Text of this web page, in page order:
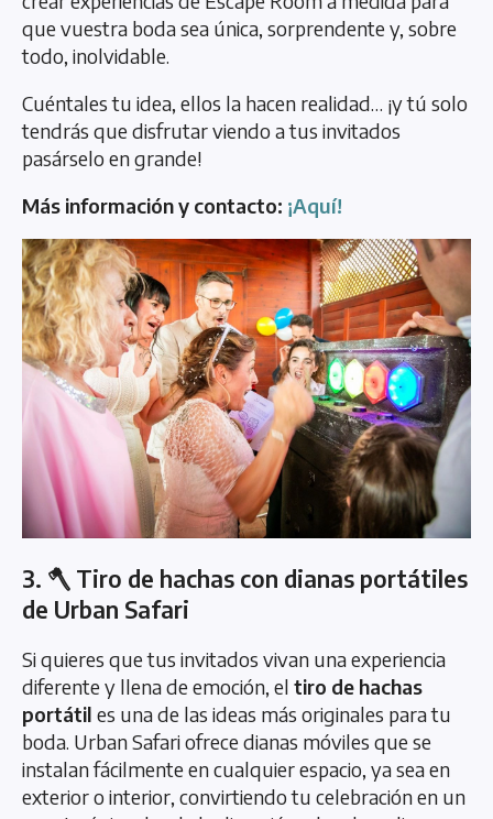
que vuestra boda sea única, sorprendente y, sobre
todo, inolvidable.
Cuéntales tu idea, ellos la hacen realidad… ¡y tú solo
tendrás que disfrutar viendo a tus invitados
pasárselo en grande!
Más información y contacto: ¡Aquí!
3. 🪓 Tiro de hachas con dianas portátiles
de Urban Safari
Si quieres que tus invitados vivan una experiencia
diferente y llena de emoción, el tiro de hachas
portátil es una de las ideas más originales para tu
boda. Urban Safari ofrece dianas móviles que se
instalan fácilmente en cualquier espacio, ya sea en
exterior o interior, convirtiendo tu celebración en un